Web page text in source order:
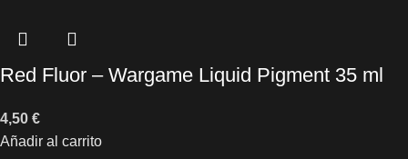
Red Fluor – Wargame Liquid Pigment 35 ml
4,50 €
Añadir al carrito